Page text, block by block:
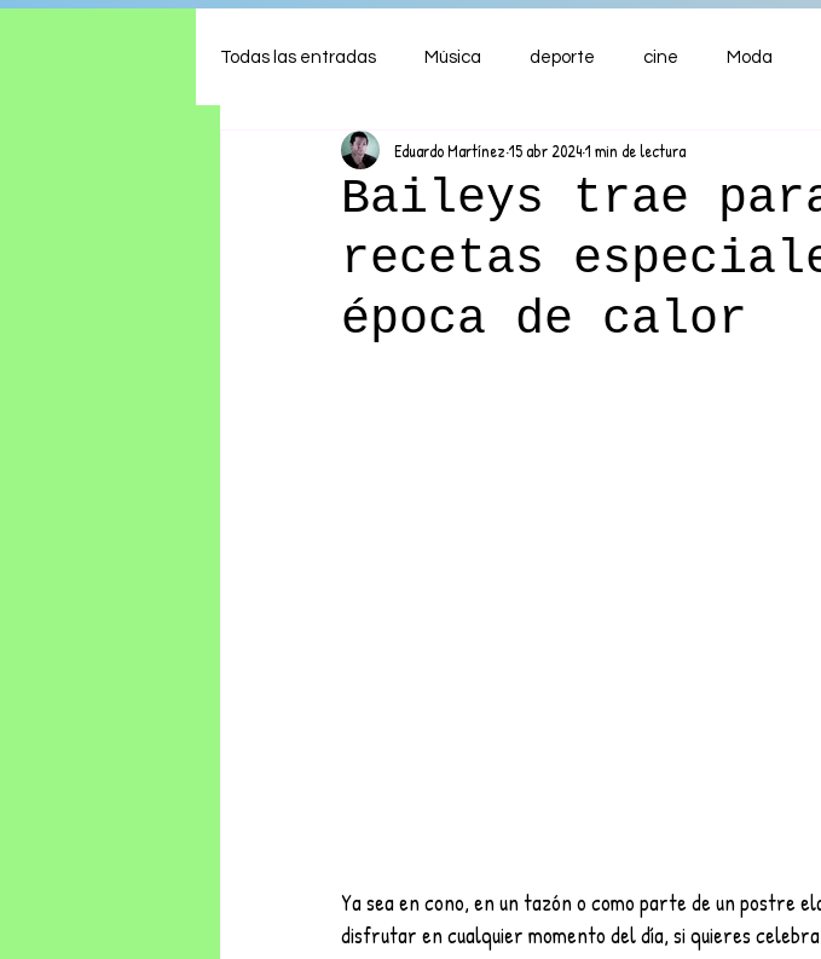
Todas las entradas Música deporte cine Moda
Shows Comida ENTRETENIMIENTO
Ambiente Hogar Finanzas
Baileys trae
recetas
época de calor
Eduardo Martínez 15 abr 20241 min de lectura
Ya sea en cono, en un tazón o como parte de un postre
disfrutar en cualquier momento del día, si quieres